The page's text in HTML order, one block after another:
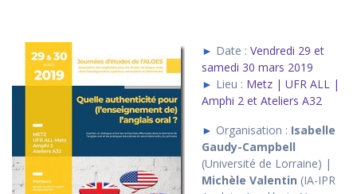
► Date : Vendredi 29 et
samedi 30 mars 2019
► Lieu : Metz | UFR ALL |
Amphi 2 et Ateliers A32
► Organisation : Isabelle
Gaudy-Campbell
(Université de Lorraine) |
Michèle Valentin (IA-IPR